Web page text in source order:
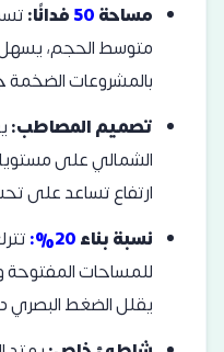
مساحة50فدانًا:
متوسط الحجم، يسهل
بالمشروعات الضخمة
تصميم المصاطب:
الشمالي على
ارتفاع تساعد على
نسبة بناء20%:
للمساحات المفتوحة
يقلل الضغط البصري